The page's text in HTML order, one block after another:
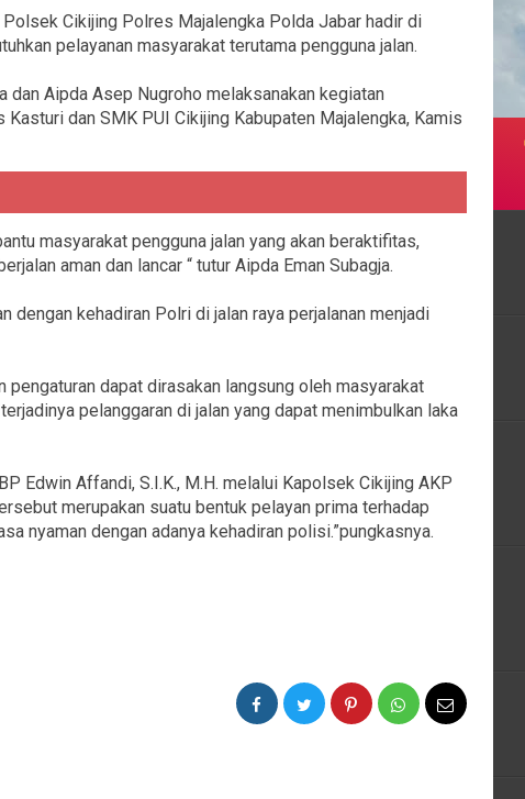
Cikijing Polres Majalengka Polda Jabar hadir di
pelayanan masyarakat terutama pengguna jalan.
dan Aipda Asep Nugroho melaksanakan kegiatan
dan SMK PUI Cikijing Kabupaten Majalengka, Kamis
masyarakat pengguna jalan yang akan beraktifitas,
aman dan lancar “ tutur Aipda Eman Subagja.
dengan kehadiran Polri di jalan raya perjalanan menjadi
pengaturan dapat dirasakan langsung oleh masyarakat
pelanggaran di jalan yang dapat menimbulkan laka
Edwin Affandi, S.I.K., M.H. melalui Kapolsek Cikijing AKP
merupakan suatu bentuk pelayan prima terhadap
nyaman dengan adanya kehadiran polisi.”pungkasnya.